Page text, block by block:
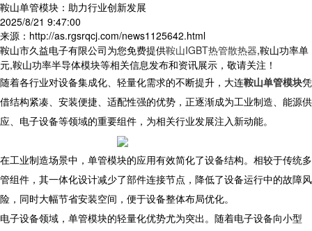
鞍山单管模块：助力行业创新发展
2025/8/21 9:47:00
来源：http://as.rgsrqcj.com/news1125642.html
鞍山市久益电子有限公司为您免费提供鞍山IGBT热管散热器,鞍山功率单
元,鞍山功率半导体模块等相关信息发布和资讯展示，敬请关注！
随着各行业对设备集成化、轻量化需求的不断提升，大连鞍山单管模块凭
借结构紧凑、安装便捷、适配性强的优势，正逐渐成为工业制造、能源供
应、电子设备等领域的重要组件，为相关行业发展注入新动能。
​ 在工业制造场景中，单管模块的应用有效简化了设备结构。相较于传统多
管组件，其一体化设计减少了部件连接节点，降低了设备运行中的故障风
险，同时大幅节省安装空间，便于设备整体布局优化。
​ 电子设备领域，单管模块的轻量化优势尤为突出。随着电子设备向小型